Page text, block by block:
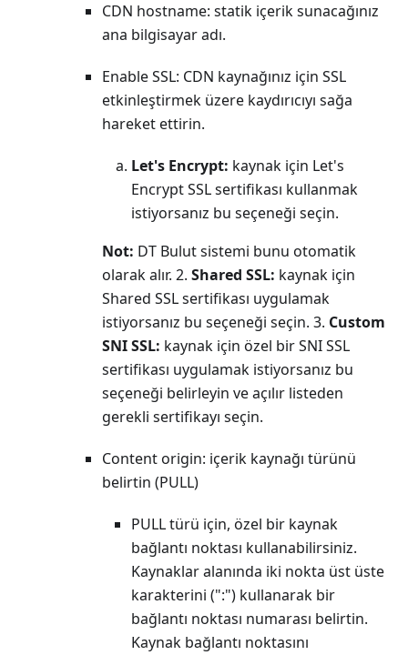
CDN hostname: statik içerik sunacağınız
ana bilgisayar adı.
Enable SSL: CDN kaynağınız için SSL
etkinleştirmek üzere kaydırıcıyı sağa
hareket ettirin.
Let's Encrypt: kaynak için Let's
Encrypt SSL sertifikası kullanmak
istiyorsanız bu seçeneği seçin.
Not: DT Bulut sistemi bunu otomatik
olarak alır. 2. Shared SSL: kaynak için
Shared SSL sertifikası uygulamak
istiyorsanız bu seçeneği seçin. 3. Custom
SNI SSL: kaynak için özel bir SNI SSL
sertifikası uygulamak istiyorsanız bu
seçeneği belirleyin ve açılır listeden
gerekli sertifikayı seçin.
Content origin: içerik kaynağı türünü
belirtin (PULL)
PULL türü için, özel bir kaynak
bağlantı noktası kullanabilirsiniz.
Kaynaklar alanında iki nokta üst üste
karakterini (":") kullanarak bir
bağlantı noktası numarası belirtin.
Kaynak bağlantı noktasını